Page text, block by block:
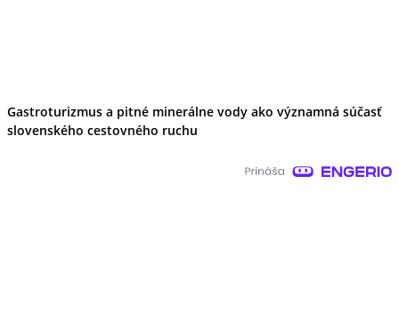
Gastroturizmus a pitné minerálne vody ako významná súčasť
slovenského cestovného ruchu